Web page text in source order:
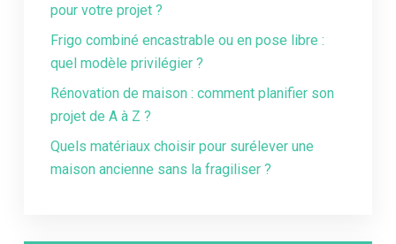
pour votre projet ?
Frigo combiné encastrable ou en pose libre :
quel modèle privilégier ?
Rénovation de maison : comment planifier son
projet de A à Z ?
Quels matériaux choisir pour surélever une
maison ancienne sans la fragiliser ?